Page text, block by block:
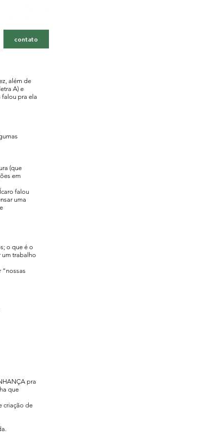
contato
além de
A) e
falou pra ela
(que
em
falou
uma
o que é o
um trabalho
“nossas
pra
que
criação de